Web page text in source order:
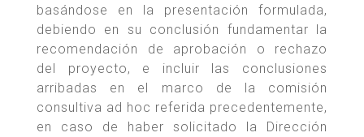
basándose en la presentación formulada,
debiendo en su conclusión fundamentar la
recomendación de aprobación o rechazo
del proyecto, e incluir las conclusiones
arribadas en el marco de la comisión
consultiva ad hoc referida precedentemente,
en caso de haber solicitado la Dirección